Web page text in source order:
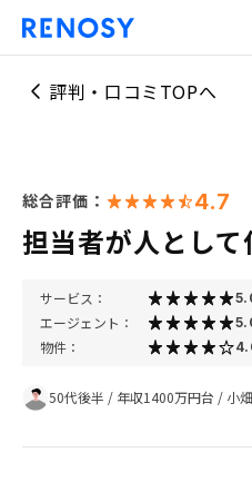
評判・口コミTOPへ
総合評価： 4.7
担当者が人として
サービス：
エージェント：
物件：
50代後半 / 年収1400万円台 / 小